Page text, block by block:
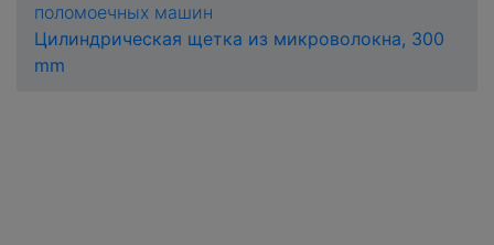
поломоечных машин
Цилиндрическая щетка из микроволокна, 300
mm